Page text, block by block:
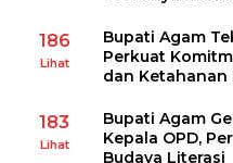
186
Lihat
Bupati Agam
Perkuat
dan Ketahanan
183
Lihat
Bupati Agam
Kepala OPD,
Budaya Literasi